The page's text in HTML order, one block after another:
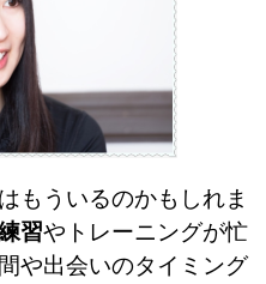
もういるのかもしれま
習やトレーニングが忙
や出会いのタイミング